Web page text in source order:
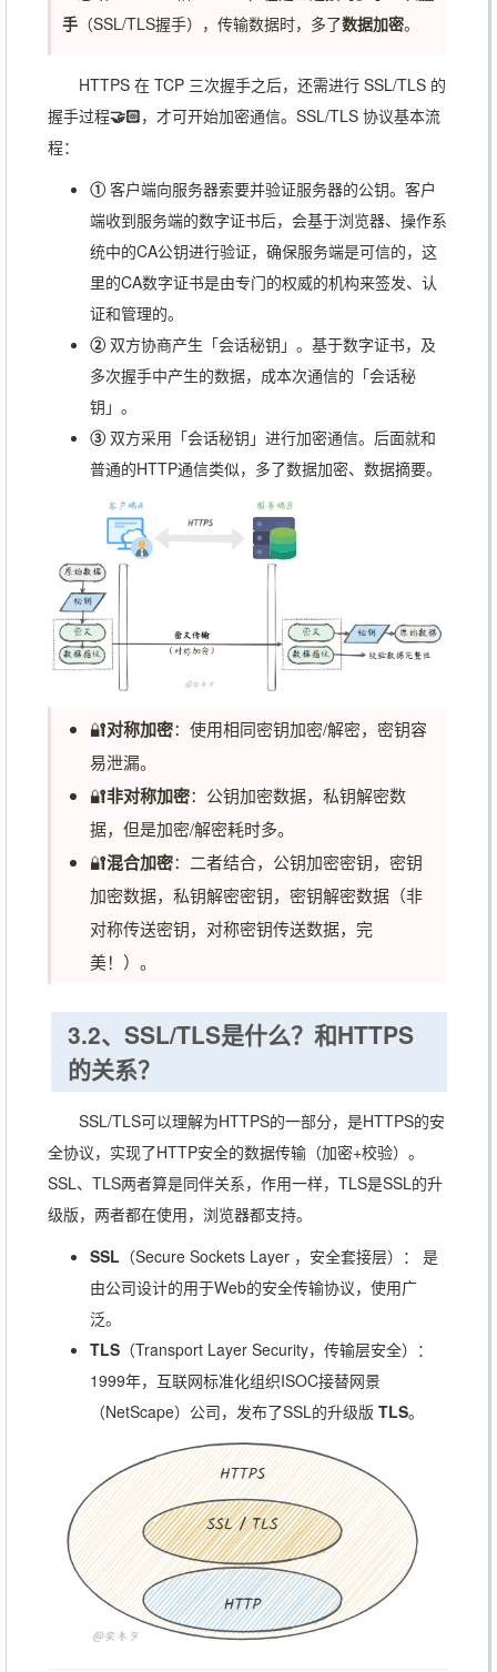
手 （SSL/TLS握手），传输数据时，多了数据加密。
HTTPS 在 TCP 三次握手之后，还需进行 SSL/TLS 的
握手过程🤝🏻，才可开始加密通信。SSL/TLS 协议基本流
程：
① 客户端向服务器索要并验证服务器的公钥。客户
端收到服务端的数字证书后，会基于浏览器、操作系
统中的CA公钥进行验证，确保服务端是可信的，这
里的CA数字证书是由专门的权威的机构来签发、认
证和管理的。
② 双方协商产生「会话秘钥」。基于数字证书，及
多次握手中产生的数据，成本次通信的「会话秘
钥」。
③ 双方采用「会话秘钥」进行加密通信。后面就和
普通的HTTP通信类似，多了数据加密、数据摘要。
🔐对称加密：使用相同密钥加密/解密，密钥容
易泄漏。
🔐非对称加密：公钥加密数据，私钥解密数
据，但是加密/解密耗时多。
🔐混合加密：二者结合，公钥加密密钥，密钥
加密数据，私钥解密密钥，密钥解密数据（非
对称传送密钥，对称密钥传送数据，完
美！）。
3.2、SSL/TLS是什么？和HTTPS
的关系？
SSL/TLS可以理解为HTTPS的一部分，是HTTPS的安
全协议，实现了HTTP安全的数据传输（加密+校验）。
SSL、TLS两者算是同伴关系，作用一样，TLS是SSL的升
级版，两者都在使用，浏览器都支持。
SSL （Secure Sockets Layer ，安全套接层）： 是
由公司设计的用于Web的安全传输协议，使用广
泛。
TLS （Transport Layer Security，传输层安全）：
1999年，互联网标准化组织ISOC接替网景
（NetScape）公司，发布了SSL的升级版 TLS。